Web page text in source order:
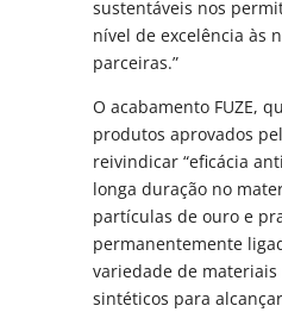
sustentáveis nos
nível de excelência às
parceiras.”
O acabamento FUZE,
produtos aprovados
reivindicar “eficácia
longa duração no
partículas de ouro e
permanentemente
variedade de
sintéticos para